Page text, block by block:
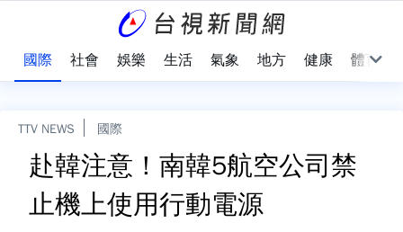
國際 社會 娛樂 生活 氣象 地方 健康 體育
TTV NEWS 國際
赴韓注意！南韓5航空公司禁
止機上使用行動電源